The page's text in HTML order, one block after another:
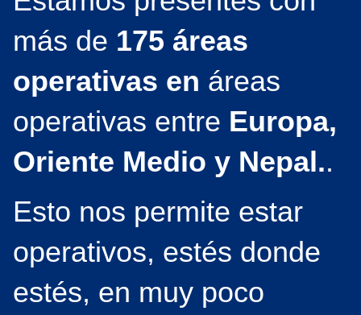
más de 175 áreas
operativas en áreas
operativas entre Europa,
Oriente Medio y Nepal..
Esto nos permite estar
operativos, estés donde
estés, en muy poco